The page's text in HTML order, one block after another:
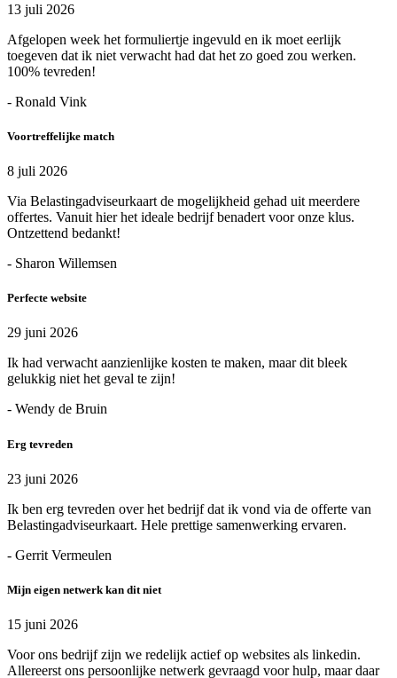
13 juli 2026
Afgelopen week het formuliertje ingevuld en ik moet eerlijk
toegeven dat ik niet verwacht had dat het zo goed zou werken.
100% tevreden!
- Ronald Vink
Voortreffelijke match
8 juli 2026
Via Belastingadviseurkaart de mogelijkheid gehad uit meerdere
offertes. Vanuit hier het ideale bedrijf benadert voor onze klus.
Ontzettend bedankt!
- Sharon Willemsen
Perfecte website
29 juni 2026
Ik had verwacht aanzienlijke kosten te maken, maar dit bleek
gelukkig niet het geval te zijn!
- Wendy de Bruin
Erg tevreden
23 juni 2026
Ik ben erg tevreden over het bedrijf dat ik vond via de offerte van
Belastingadviseurkaart. Hele prettige samenwerking ervaren.
- Gerrit Vermeulen
Mijn eigen netwerk kan dit niet
15 juni 2026
Voor ons bedrijf zijn we redelijk actief op websites als linkedin.
Allereerst ons persoonlijke netwerk gevraagd voor hulp, maar daar